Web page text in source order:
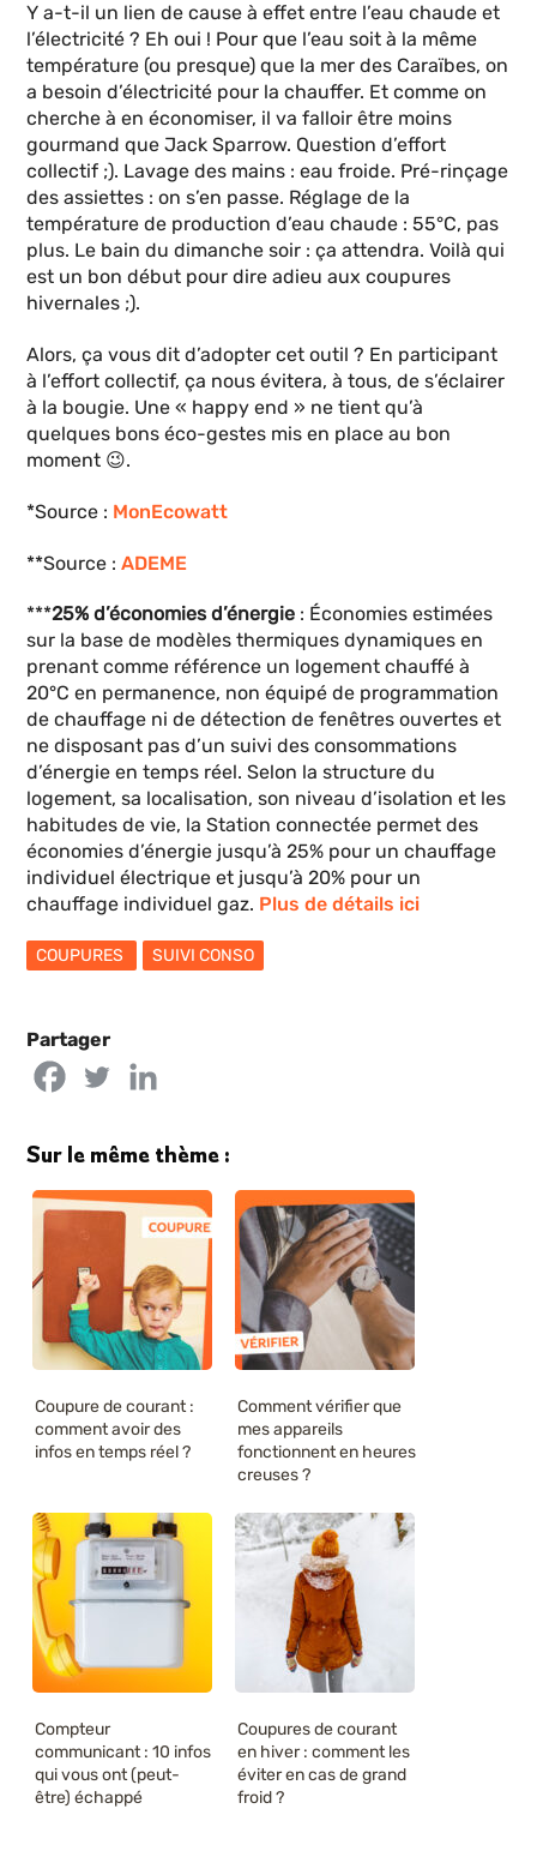
Y a-t-il un lien de cause à effet entre l’eau chaude et
l’électricité ? Eh oui ! Pour que l’eau soit à la même
température (ou presque) que la mer des Caraïbes, on
a besoin d’électricité pour la chauffer. Et comme on
cherche à en économiser, il va falloir être moins
gourmand que Jack Sparrow. Question d’effort
collectif ;). Lavage des mains : eau froide. Pré-rinçage
des assiettes : on s’en passe. Réglage de la
température de production d’eau chaude : 55°C, pas
plus. Le bain du dimanche soir : ça attendra. Voilà qui
est un bon début pour dire adieu aux coupures
hivernales ;).
Alors, ça vous dit d’adopter cet outil ? En participant
à l’effort collectif, ça nous évitera, à tous, de s’éclairer
à la bougie. Une « happy end » ne tient qu’à
quelques bons éco-gestes mis en place au bon
moment 😉.
*Source : MonEcowatt
**Source :ADEME
***25% d’économies d’énergie : Économies estimées
sur la base de modèles thermiques dynamiques en
prenant comme référence un logement chauffé à
20°C en permanence, non équipé de programmation
de chauffage ni de détection de fenêtres ouvertes et
ne disposant pas d’un suivi des consommations
d’énergie en temps réel. Selon la structure du
logement, sa localisation, son niveau d’isolation et les
habitudes de vie, la Station connectée permet des
économies d’énergie jusqu’à 25% pour un chauffage
individuel électrique et jusqu’à 20% pour un
chauffage individuel gaz. Plus de détails ici
COUPURES SUIVI CONSO
Partager
Sur le même thème :
Coupure de courant :
comment avoir des
infos en temps réel ?
Comment vérifier que
mes appareils
fonctionnent en heures
creuses ?
Compteur
communicant : 10 infos
qui vous ont (peut-
être) échappé
Coupures de courant
en hiver : comment les
éviter en cas de grand
froid ?